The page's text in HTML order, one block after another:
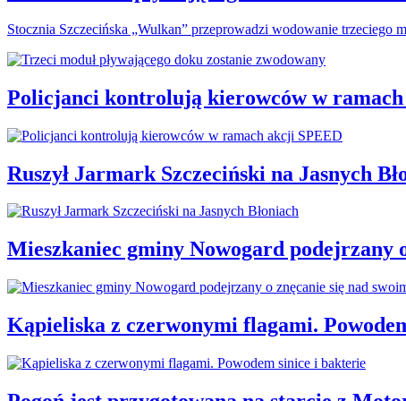
Stocznia Szczecińska „Wulkan” przeprowadzi wodowanie
Policjanci kontrolują kierowców w
Ruszył Jarmark Szczeciński na Jasnych
Mieszkaniec gminy Nowogard podejrzany
Kąpieliska z czerwonymi flagami.